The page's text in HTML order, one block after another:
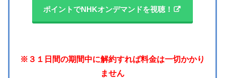
ポイントでNHKオンデマンドを視聴！
※３１日間の期間中に解約すれば料金は一切かかり
ません